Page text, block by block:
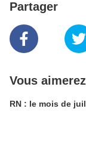
Partager
Vous
RN : le mois de